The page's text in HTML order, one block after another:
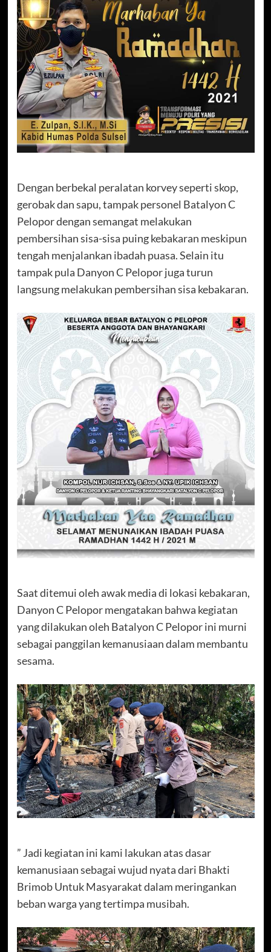
Dengan berbekal peralatan korvey seperti skop,
gerobak dan sapu, tampak personel Batalyon C
Pelopor dengan semangat melakukan
pembersihan sisa-sisa puing kebakaran meskipun
tengah menjalankan ibadah puasa. Selain itu
tampak pula Danyon C Pelopor juga turun
langsung melakukan pembersihan sisa kebakaran.
Saat ditemui oleh awak media di lokasi kebakaran,
Danyon C Pelopor mengatakan bahwa kegiatan
yang dilakukan oleh Batalyon C Pelopor ini murni
sebagai panggilan kemanusiaan dalam membantu
sesama.
” Jadi kegiatan ini kami lakukan atas dasar
kemanusiaan sebagai wujud nyata dari Bhakti
Brimob Untuk Masyarakat dalam meringankan
beban warga yang tertimpa musibah.